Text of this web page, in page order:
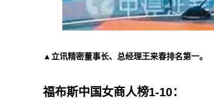
▲立讯精密董事长、总经理王来春排名第一。
福布斯中国女商人榜1-10：